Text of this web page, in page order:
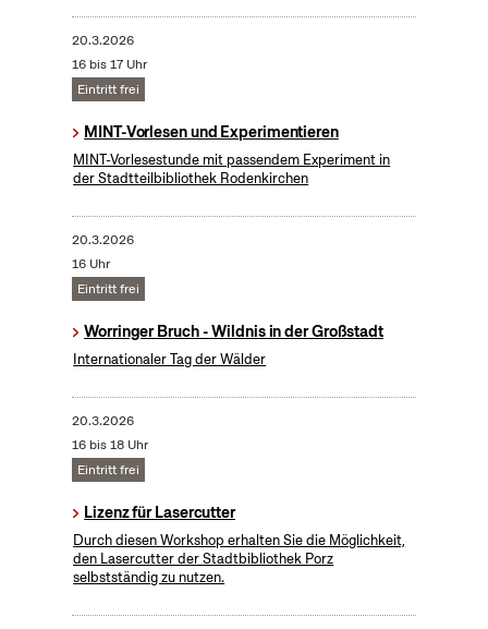
20.3.2026
16 bis 17 Uhr
Eintritt frei
MINT-Vorlesen und Experimentieren
MINT-Vorlesestunde mit passendem Experiment in
der Stadtteilbibliothek Rodenkirchen
20.3.2026
16 Uhr
Eintritt frei
Worringer Bruch - Wildnis in der Großstadt
Internationaler Tag der Wälder
20.3.2026
16 bis 18 Uhr
Eintritt frei
Lizenz für Lasercutter
Durch diesen Workshop erhalten Sie die Möglichkeit,
den Lasercutter der Stadtbibliothek Porz
selbstständig zu nutzen.